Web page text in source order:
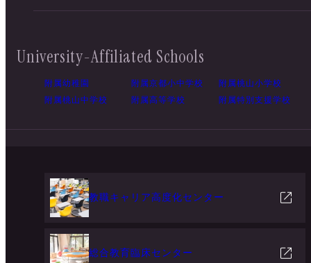
University-Affiliated Schools
附属幼稚園 附属京都小中学校
附属桃山小学校
附属桃山中学校
附属高等学校 附属特別支援学校
教職キャリア高度化センター
総合教育臨床センター